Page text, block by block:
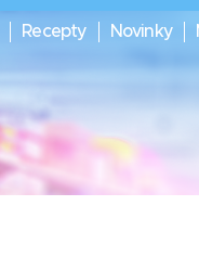
Recepty Novinky